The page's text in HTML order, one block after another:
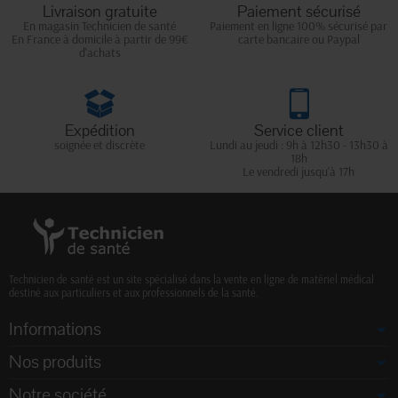
Livraison gratuite
En magasin Technicien de santé
En France à domicile à partir de 99€
d'achats
Paiement sécurisé
Paiement en ligne 100% sécurisé par
carte bancaire ou Paypal
Expédition
soignée et discrète
Service client
Lundi au jeudi : 9h à 12h30 - 13h30 à
18h
Le vendredi jusqu'à 17h
Technicien de santé est un site spécialisé dans la vente en ligne de matériel médical
destiné aux particuliers et aux professionnels de la santé.
Informations
Nos produits